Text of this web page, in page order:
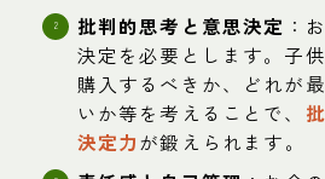
批判的思考と意思決定 ：
決定を必要とします。子
購入するべきか、どれが
いか等を考えることで、
決定力が鍛えられます。